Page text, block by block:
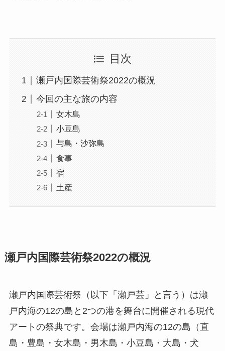
目次
瀬戸内国際芸術祭2022の概況
今回の主な旅の内容
女木島
小豆島
与島・沙弥島
食事
宿
土産
瀬戸内国際芸術祭2022の概況
瀬戸内国際芸術祭（以下「瀬戸芸」と言う）は瀬
戸内海の12の島と2つの港を舞台に開催される現代
アートの祭典です。会場は瀬戸内海の12の島（直
島・豊島・女木島・男木島・小豆島・大島・犬